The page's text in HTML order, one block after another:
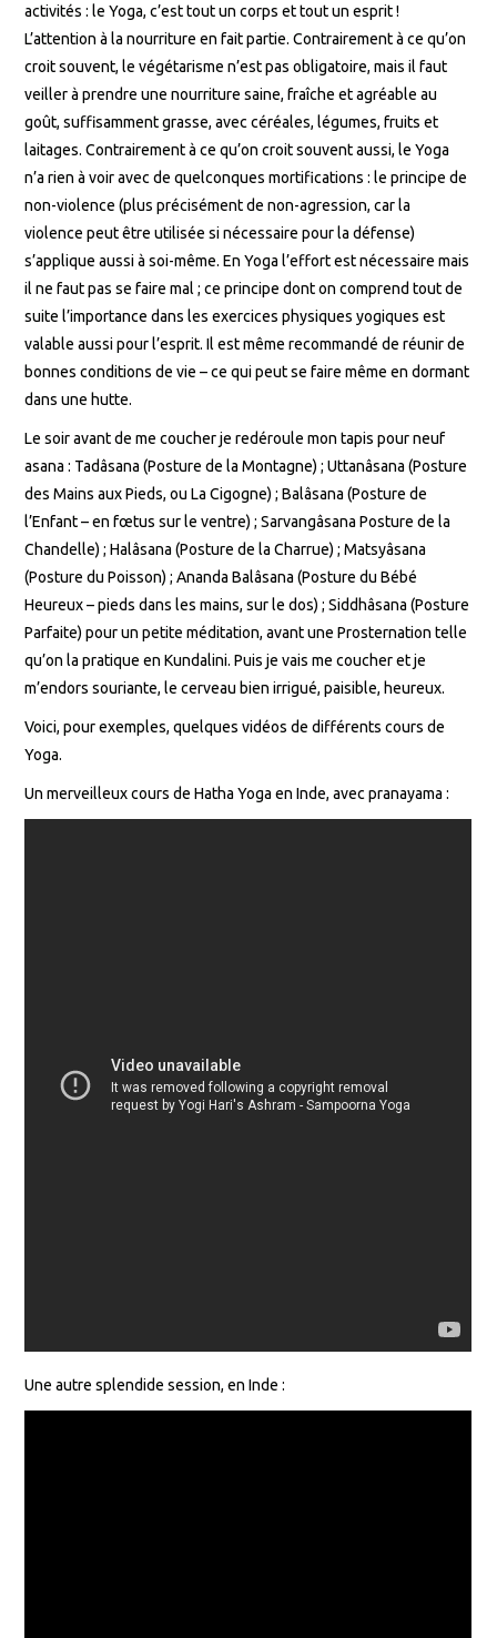
activités : le Yoga, c’est tout un corps et tout un esprit !
L’attention à la nourriture en fait partie. Contrairement à ce qu’on
croit souvent, le végétarisme n’est pas obligatoire, mais il faut
veiller à prendre une nourriture saine, fraîche et agréable au
goût, suffisamment grasse, avec céréales, légumes, fruits et
laitages. Contrairement à ce qu’on croit souvent aussi, le Yoga
n’a rien à voir avec de quelconques mortifications : le principe de
non-violence (plus précisément de non-agression, car la
violence peut être utilisée si nécessaire pour la défense)
s’applique aussi à soi-même. En Yoga l’effort est nécessaire mais
il ne faut pas se faire mal ; ce principe dont on comprend tout de
suite l’importance dans les exercices physiques yogiques est
valable aussi pour l’esprit. Il est même recommandé de réunir de
bonnes conditions de vie – ce qui peut se faire même en dormant
dans une hutte.
Le soir avant de me coucher je redéroule mon tapis pour neuf
asana : Tadâsana (Posture de la Montagne) ; Uttanâsana (Posture
des Mains aux Pieds, ou La Cigogne) ; Balâsana (Posture de
l’Enfant – en fœtus sur le ventre) ; Sarvangâsana Posture de la
Chandelle) ; Halâsana (Posture de la Charrue) ; Matsyâsana
(Posture du Poisson) ; Ananda Balâsana (Posture du Bébé
Heureux – pieds dans les mains, sur le dos) ; Siddhâsana (Posture
Parfaite) pour un petite méditation, avant une Prosternation telle
qu’on la pratique en Kundalini. Puis je vais me coucher et je
m’endors souriante, le cerveau bien irrigué, paisible, heureux.
Voici, pour exemples, quelques vidéos de différents cours de
Yoga.
Un merveilleux cours de Hatha Yoga en Inde, avec pranayama :
Une autre splendide session, en Inde :